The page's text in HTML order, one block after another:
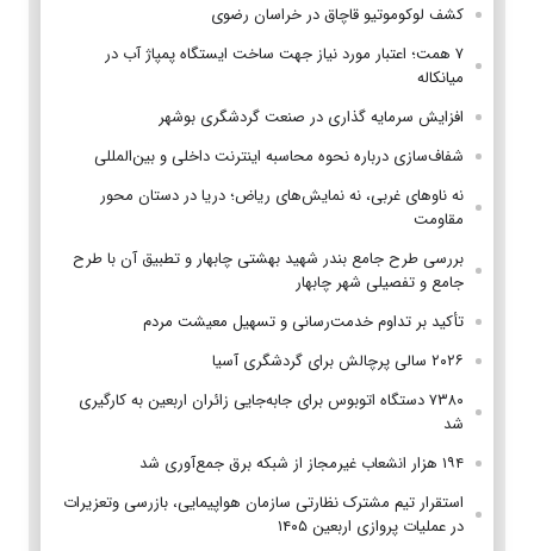
کشف لوکوموتیو قاچاق در خراسان رضوی
۷ همت؛ اعتبار مورد نیاز جهت ساخت ایستگاه پمپاژ آب در
میانکاله
افزایش سرمایه گذاری در صنعت گردشگری بوشهر
شفاف‌سازی درباره نحوه محاسبه اینترنت داخلی و بین‌المللی
نه ناوهای غربی، نه نمایش‌های ریاض؛ دریا در دستان محور
مقاومت
بررسی طرح جامع بندر شهید بهشتی چابهار و تطبیق آن با طرح
جامع و تفصیلی شهر چابهار
تأکید بر تداوم خدمت‌رسانی و تسهیل معیشت مردم
۲۰۲۶ سالی پرچالش برای گردشگری آسیا
۷۳۸۰ دستگاه اتوبوس برای جابه‌جایی زائران اربعین به‌ کارگیری
شد
۱۹۴ هزار انشعاب غیرمجاز از شبکه برق جمع‌آوری شد
استقرار تیم مشترک نظارتی سازمان هواپیمایی، بازرسی وتعزیرات
در عملیات پروازی اربعین ۱۴۰۵